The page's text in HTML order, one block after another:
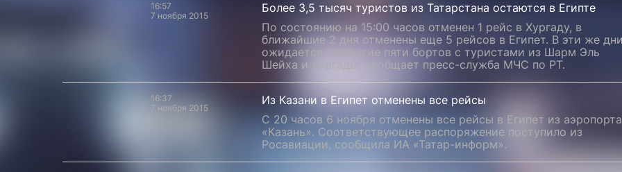
16:57
7 ноября 2015
Более 3,5 тысяч туристов из Татарстана остаются в Египте
По состоянию на 15:00 часов отменен 1 рейс в Хургаду, в
ближайшие 2 дня отменены еще 5 рейсов в Египет. В эти же
ожидается прибытие пяти бортов с туристами из Шарм Эль
Шейха и Хургады, сообщает пресс-служба МЧС по РТ.
16:37
7 ноября 2015
Из Казани в Египет отменены все рейсы
С 20 часов 6 ноября отменены все рейсы в Египет из аэропорта
«Казань». Соответствующее распоряжение поступило из
Росавиации, сообщила ИА «Татар-информ».